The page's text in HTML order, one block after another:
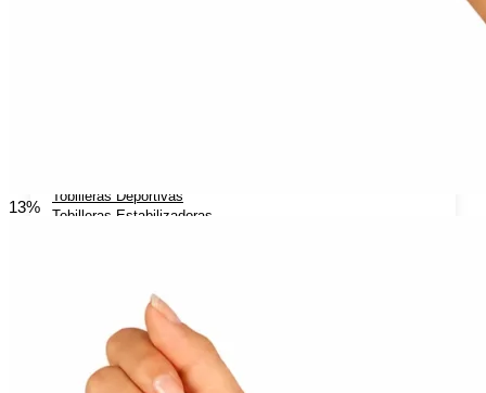
Tobilleras Deportivas
Tobilleras Estabilizadoras
13%